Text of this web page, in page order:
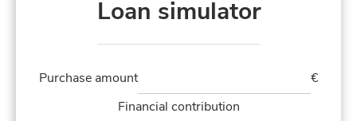
Loan simulator
Purchase amount €
Financial contribution